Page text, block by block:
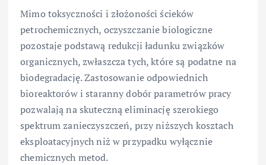
Mimo toksyczności i złożoności ścieków
petrochemicznych, oczyszczanie biologiczne
pozostaje podstawą redukcji ładunku związków
organicznych, zwłaszcza tych, które są podatne na
biodegradację. Zastosowanie odpowiednich
bioreaktorów i staranny dobór parametrów pracy
pozwalają na skuteczną eliminację szerokiego
spektrum zanieczyszczeń, przy niższych kosztach
eksploatacyjnych niż w przypadku wyłącznie
chemicznych metod.